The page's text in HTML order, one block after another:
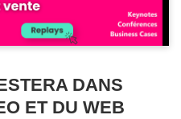
DANS
ET DU WEB